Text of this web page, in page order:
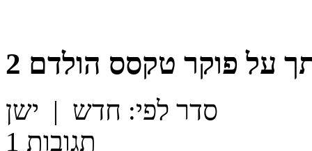
על פוקר טקסס הולדם 2
סדר לפי: חדש | ישן
1 תגובות